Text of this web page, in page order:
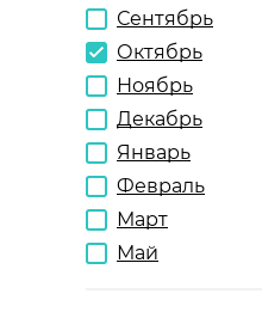
Сентябрь
Октябрь
Ноябрь
Декабрь
Январь
Февраль
Март
Май